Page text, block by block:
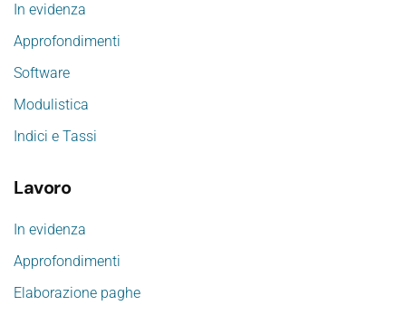
In evidenza
Approfondimenti
Software
Modulistica
Indici e Tassi
Lavoro
In evidenza
Approfondimenti
Elaborazione paghe